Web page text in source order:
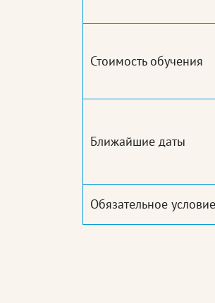
Стоимость обучения
Ближайшие даты
Обязательное